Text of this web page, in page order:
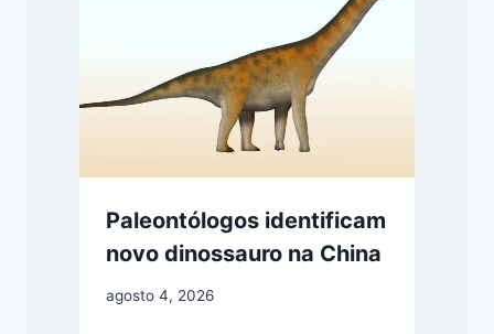
Paleontólogos identificam
novo dinossauro na China
agosto 4, 2026